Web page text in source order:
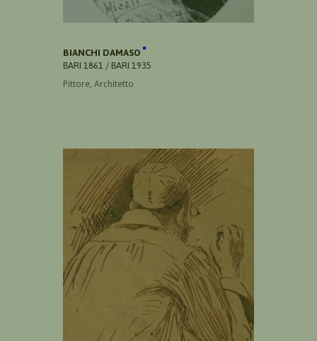
BIANCHI DAMASO
BARI 1861 / BARI 1935
Pittore, Architetto